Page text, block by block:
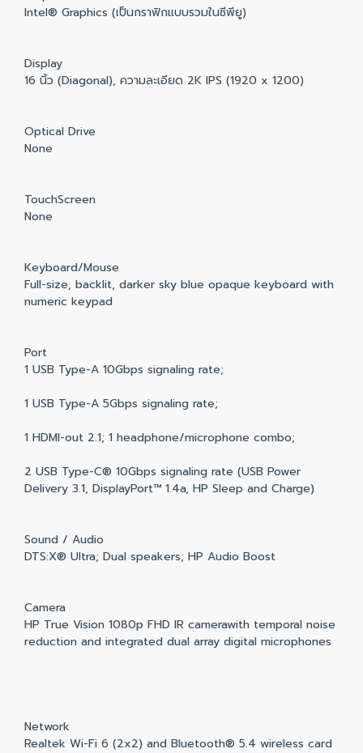
Intel® Graphics (เป็นกราฟิกแบบรวมในซีพียู)
Display
16 นิ้ว (Diagonal), ความละเอียด 2K IPS (1920 x 1200)
Optical Drive
None
TouchScreen
None
Keyboard/Mouse
Full-size, backlit, darker sky blue opaque keyboard with
numeric keypad
Port
1 USB Type-A 10Gbps signaling rate;
1 USB Type-A 5Gbps signaling rate;
1 HDMI-out 2.1; 1 headphone/microphone combo;
2 USB Type-C® 10Gbps signaling rate (USB Power
Delivery 3.1, DisplayPort™ 1.4a, HP Sleep and Charge)
Sound / Audio
DTS:X® Ultra; Dual speakers; HP Audio Boost
Camera
HP True Vision 1080p FHD IR camerawith temporal noise
reduction and integrated dual array digital microphones
Network
Realtek Wi-Fi 6 (2x2) and Bluetooth® 5.4 wireless card